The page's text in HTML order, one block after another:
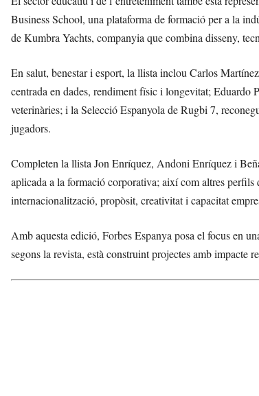
Business School, una plataforma de formació per a la
de Kumbra Yachts, companyia que combina disseny,
En salut, benestar i esport, la llista inclou Carlos
centrada en dades, rendiment físic i longevitat; Eduardo
veterinàries; i la Selecció Espanyola de Rugbi 7,
jugadors.
Completen la llista Jon Enríquez, Andoni Enríquez i
aplicada a la formació corporativa; així com altres
internacionalització, propòsit, creativitat i capacitat
Amb aquesta edició, Forbes Espanya posa el focus en
segons la revista, està construint projectes amb impacte